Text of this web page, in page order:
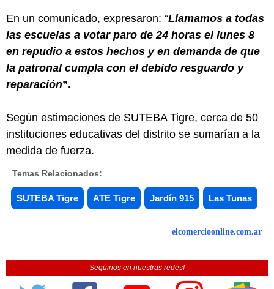
En un comunicado, expresaron: “Llamamos a todas
las escuelas a votar paro de 24 horas el lunes 8
en repudio a estos hechos y en demanda de que
la patronal cumpla con el debido resguardo y
reparación”.
Según estimaciones de SUTEBA Tigre, cerca de 50
instituciones educativas del distrito se sumarían a la
medida de fuerza.
Temas Relacionados:
SUTEBA Tigre ATE Tigre Jardín 915 Las Tunas
elcomercioonline.com.ar
Seguinos en nuestras redes!